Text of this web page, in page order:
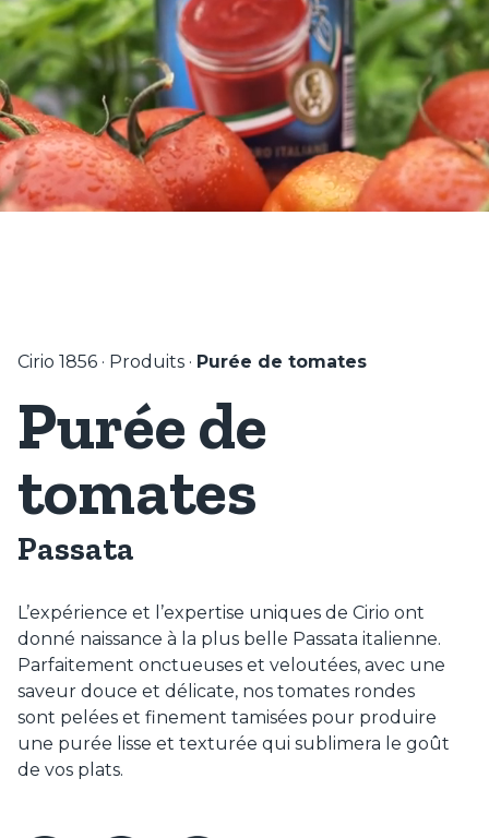
Cirio 1856 · Produits · Purée de tomates
Purée de
tomates
Passata
L’expérience et l’expertise uniques de Cirio ont
donné naissance à la plus belle Passata italienne.
Parfaitement onctueuses et veloutées, avec une
saveur douce et délicate, nos tomates rondes
sont pelées et finement tamisées pour produire
une purée lisse et texturée qui sublimera le goût
de vos plats.